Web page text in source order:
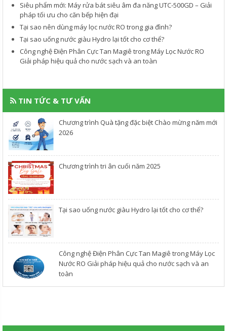
Siêu phẩm mới: Máy rửa bát siêu âm đa năng UTC-500GD – Giải
pháp tối ưu cho căn bếp hiện đại
Tại sao nên dùng máy lọc nước RO trong gia đình?
​Tại sao uống nước giàu Hydro lại tốt cho cơ thể?
Công nghệ Điện Phân Cực Tan Magiê trong Máy Lọc Nước RO
Giải pháp hiệu quả cho nước sạch và an toàn
TIN TỨC & TƯ VẤN
Chương trình Quà tặng đặc biệt Chào mừng năm mới
2026
Chương trình tri ân cuối năm 2025
​Tại sao uống nước giàu Hydro lại tốt cho cơ thể?
Công nghệ Điện Phân Cực Tan Magiê trong Máy Lọc
Nước RO Giải pháp hiệu quả cho nước sạch và an
toàn